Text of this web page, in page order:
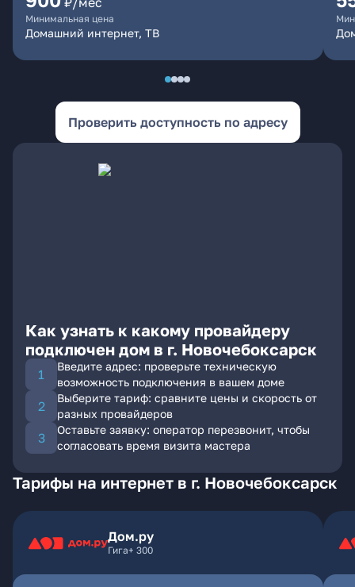
Минимальная цена
Домашний интернет, ТВ
Проверить доступность по адресу
Как узнать к какому провайдеру
подключен дом в г. Новочебоксарск
Введите адрес: проверьте техническую
возможность подключения в вашем доме
Выберите тариф: сравните цены и скорость от
разных провайдеров
Оставьте заявку: оператор перезвонит, чтобы
согласовать время визита мастера
Тарифы на интернет в г. Новочебоксарск
Дом.ру
Гига+ 300